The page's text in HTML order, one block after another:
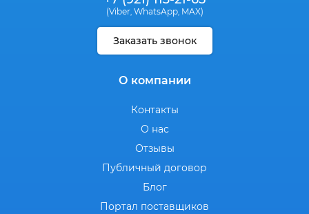
(Viber, WhatsApp, MAX)
Заказать звонок
О компании
Контакты
О нас
Отзывы
Публичный договор
Блог
Портал поставщиков